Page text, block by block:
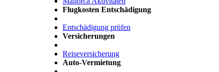
Flugkosten Entschädigung
Entschädigung prüfen
Versicherungen
Reiseversicherung
Auto-Vermietung